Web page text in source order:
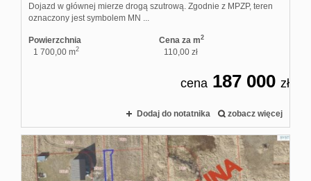
Dojazd w głównej mierze drogą szutrową. Zgodnie z MPZP, teren
oznaczony jest symbolem MN ...
Powierzchnia
1 700,00 m2
Cena za m2
110,00 zł
cena 187 000 zł
Dodaj do notatnika zobacz więcej